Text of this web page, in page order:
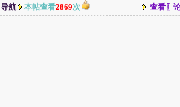
导航 本帖查看2869次 查看〖